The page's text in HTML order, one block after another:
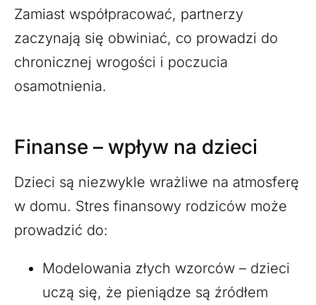
Zamiast współpracować, partnerzy
zaczynają się obwiniać, co prowadzi do
chronicznej wrogości i poczucia
osamotnienia.
Finanse – wpływ na dzieci
Dzieci są niezwykle wrażliwe na atmosferę
w domu. Stres finansowy rodziców może
prowadzić do:
Modelowania złych wzorców – dzieci
uczą się, że pieniądze są źródłem